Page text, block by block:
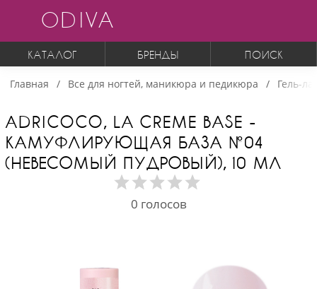
ODIVA
КАТАЛОГ БРЕНДЫ ПОИСК
Главная Все для ногтей, маникюра и педикюра Гель-
ADRICOCO, LA CREME BASE -
КАМУФЛИРУЮЩАЯ БАЗА №04
(НЕВЕСОМЫЙ ПУДРОВЫЙ), 10 МЛ
0 голосов